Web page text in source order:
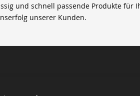
und schnell passende Produkte für
unserer Kunden.